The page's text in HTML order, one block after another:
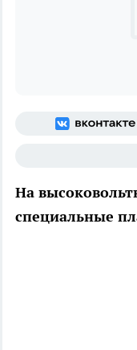
На
специальные